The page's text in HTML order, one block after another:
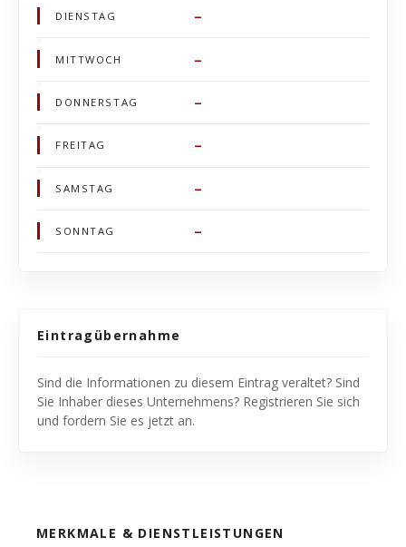
DIENSTAG –
MITTWOCH –
DONNERSTAG –
FREITAG –
SAMSTAG –
SONNTAG –
Eintragübernahme
Sind die Informationen zu diesem Eintrag veraltet? Sind
Sie Inhaber dieses Unternehmens? Registrieren Sie sich
und fordern Sie es jetzt an.
MERKMALE & DIENSTLEISTUNGEN